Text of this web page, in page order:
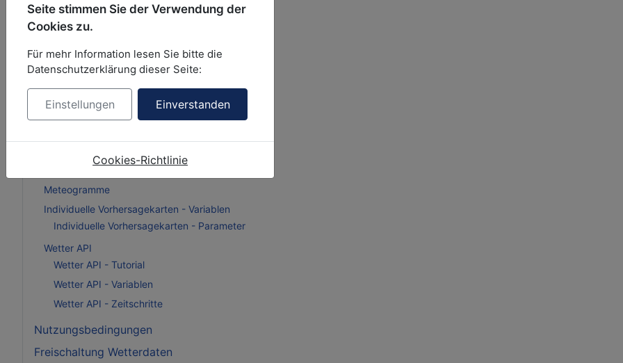
Wettervorhersagen
Wetterdaten
Wetteranimation
Leaflet - particle animation
Wetterkacheln
Variablen
Demowetterkacheln auf Vollbildkarte
Meteogramme
Individuelle Vorhersagekarten - Variablen
Individuelle Vorhersagekarten - Parameter
Wetter API
Wetter API - Tutorial
Wetter API - Variablen
Wetter API - Zeitschritte
Nutzungsbedingungen
Freischaltung Wetterdaten
Seite stimmen Sie der Verwendung der
Cookies zu.
Für mehr Information lesen Sie bitte die
Datenschutzerklärung dieser Seite:
Einstellungen Einverstanden
Cookies-Richtlinie